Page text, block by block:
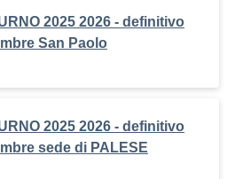
2025 2026 - definitivo
San Paolo
2025 2026 - definitivo
sede di PALESE